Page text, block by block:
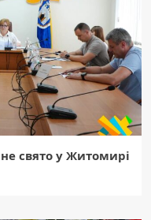
свято у Житомирі